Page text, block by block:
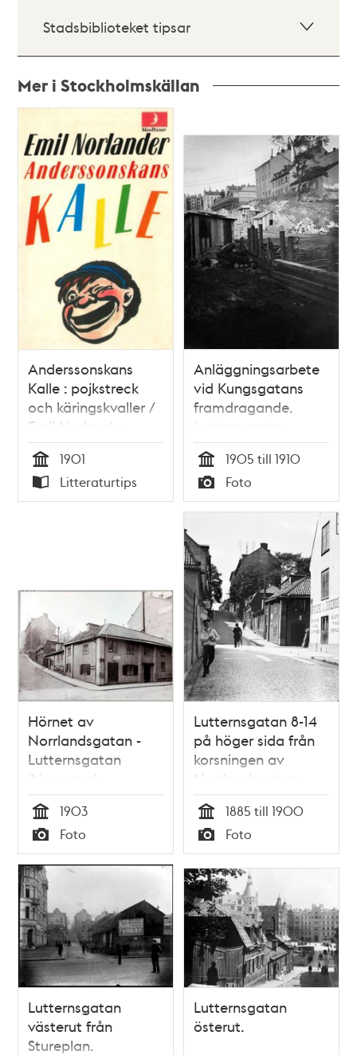
Stadsbiblioteket tipsar
Mer i Stockholmskällan
poster
och
teman
Anderssonskans
Kalle : pojkstreck
och käringskvaller /
Emil Norlander
Tid
1901
Typ
Litteraturtips
Anläggningsarbete
vid Kungsgatans
framdragande.
Lutternsgatan
sprängdes och
urschaktades
genom
Brunkebergsåsen
Lutternsgatan 12 A
och B i kv.
Kåkenhusen, nu
Kungsgatan 8-10
Tid
1905 till 1910
Typ
Foto
Hörnet av
Norrlandsgatan -
Lutternsgatan
(Nuvarande
Kungsgatan)
Tid
1903
Typ
Foto
Lutternsgatan 8-14
på höger sida från
korsningen av
Norrlandsgatan
västerut.
Lutternsgatan från
Stureplan till
Sveavägen
urschaktades
genom
Brunkebergsåsen
1905-1911 och fick
namnet Kungsgatan
Tid
1885 till 1900
Typ
Foto
Lutternsgatan
västerut från
Stureplan.
Lutternsgatan
österut.